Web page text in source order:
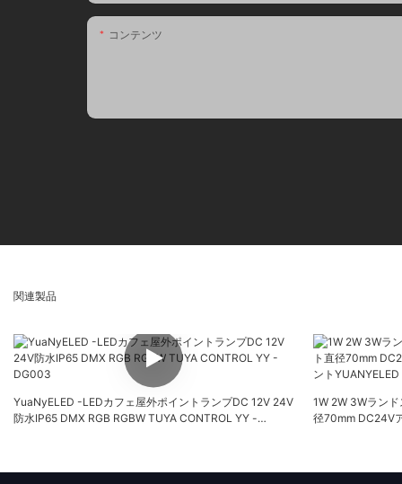
コンテンツ
関連製品
YuaNyELED -LEDカフェ屋外ポイントランプDC 12V 24V
防水IP65 DMX RGB RGBW TUYA CONTROL YY -
1W 2W 3Wラン
径70mm DC24V